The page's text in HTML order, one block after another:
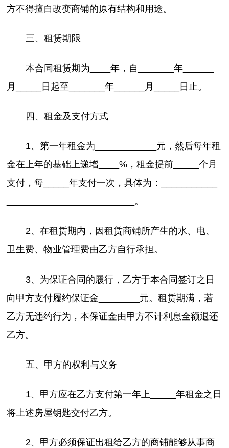
方不得擅自改变商铺的原有结构和用途。
三、租赁期限
本合同租赁期为____年，自_______年______
月_____日起至_______年______月_____日止。
四、租金及支付方式
1、第一年租金为____________元，然后每年租
金在上年的基础上递增____%，租金提前_____个月
支付，每_____年支付一次，具体为：___________
_________________________。
2、在租赁期内，因租赁商铺所产生的水、电、
卫生费、物业管理费由乙方自行承担。
3、为保证合同的履行，乙方于本合同签订之日
向甲方支付履约保证金________元。租赁期满，若
乙方无违约行为，本保证金由甲方不计利息全额退还
乙方。
五、甲方的权利与义务
1、甲方应在乙方支付第一年上_____年租金之日
将上述房屋钥匙交付乙方。
2、甲方必须保证出租给乙方的商铺能够从事商